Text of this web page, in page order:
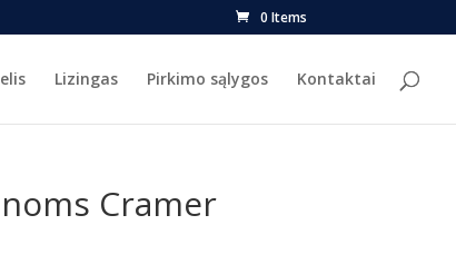
0 Items
Lizingas Pirkimo sąlygos Kontaktai
Cramer